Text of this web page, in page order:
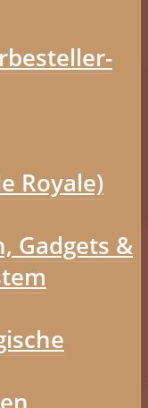
Royale)
Gadgets &